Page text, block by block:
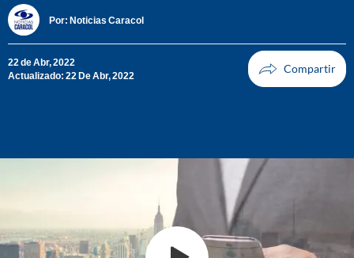
Por: Noticias Caracol
22 de Abr, 2022
Actualizado: 22 De Abr, 2022